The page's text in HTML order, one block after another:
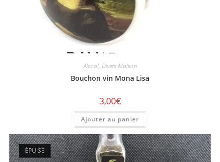
Alcool, Divers Maison
Bouchon vin Mona Lisa
3,00€
Ajouter au panier
ÉPUISÉ